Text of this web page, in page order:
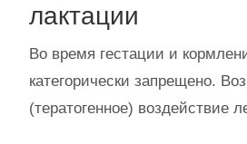
лактации
Во время гестации и
категорически запрещено.
(тератогенное) воздействие